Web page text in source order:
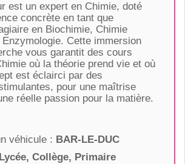
est un expert en Chimie, doté
concrète en tant que
en Biochimie, Chimie
Cette immersion
vous garantit des cours
où la théorie prend vie et où
est éclairci par des
pour une maîtrise
réelle passion pour la matière.
véhicule : BAR-LE-DUC
Lycée, Collège, Primaire